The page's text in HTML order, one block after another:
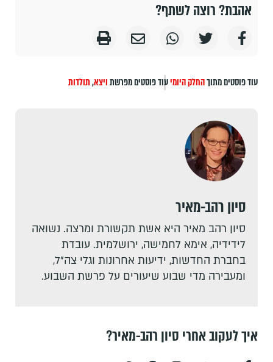
אהבת? רוצה לשתף?
עוד פוסטים מתוךהחלק היומיעוד פוסטים מפרשתויצא,תולדות
סיון רהב-מאיר
סיון רהב מאיר היא אשת תקשורת ומרצה. נשואה
לידידיה, אימא לחמישה, ירושלמית. עובדת
בחברת החדשות, ידיעות אחרונות וגלי צה"ל,
ומעבירה מדי שבוע שיעורים על פרשת השבוע.
איך לעקוב אחרי סיון רהב-מאיר?